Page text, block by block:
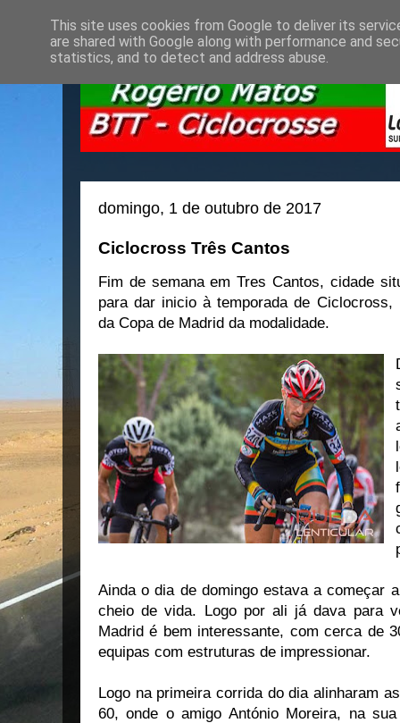
domingo, 1 de outubro de 2017
Ciclocross Três Cantos
Fim de semana em Tres Cantos, cidade
para dar inicio à temporada de Ciclocross,
da Copa de Madrid da modalidade.
Ainda o dia de domingo estava a começar
cheio de vida. Logo por ali já dava para
Madrid é bem interessante, com cerca de
equipas com estruturas de impressionar.
Logo na primeira corrida do dia alinharam
60, onde o amigo António Moreira, na
This site uses cookies from Google to deliver its
are shared with Google along with performance and
statistics, and to detect and address abuse.